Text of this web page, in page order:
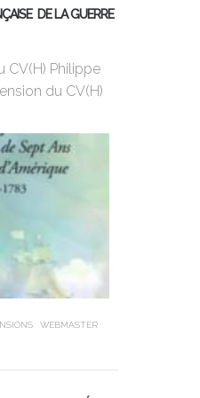
DE LA GUERRE
CV(H) Philippe
du CV(H)
WEBMASTER